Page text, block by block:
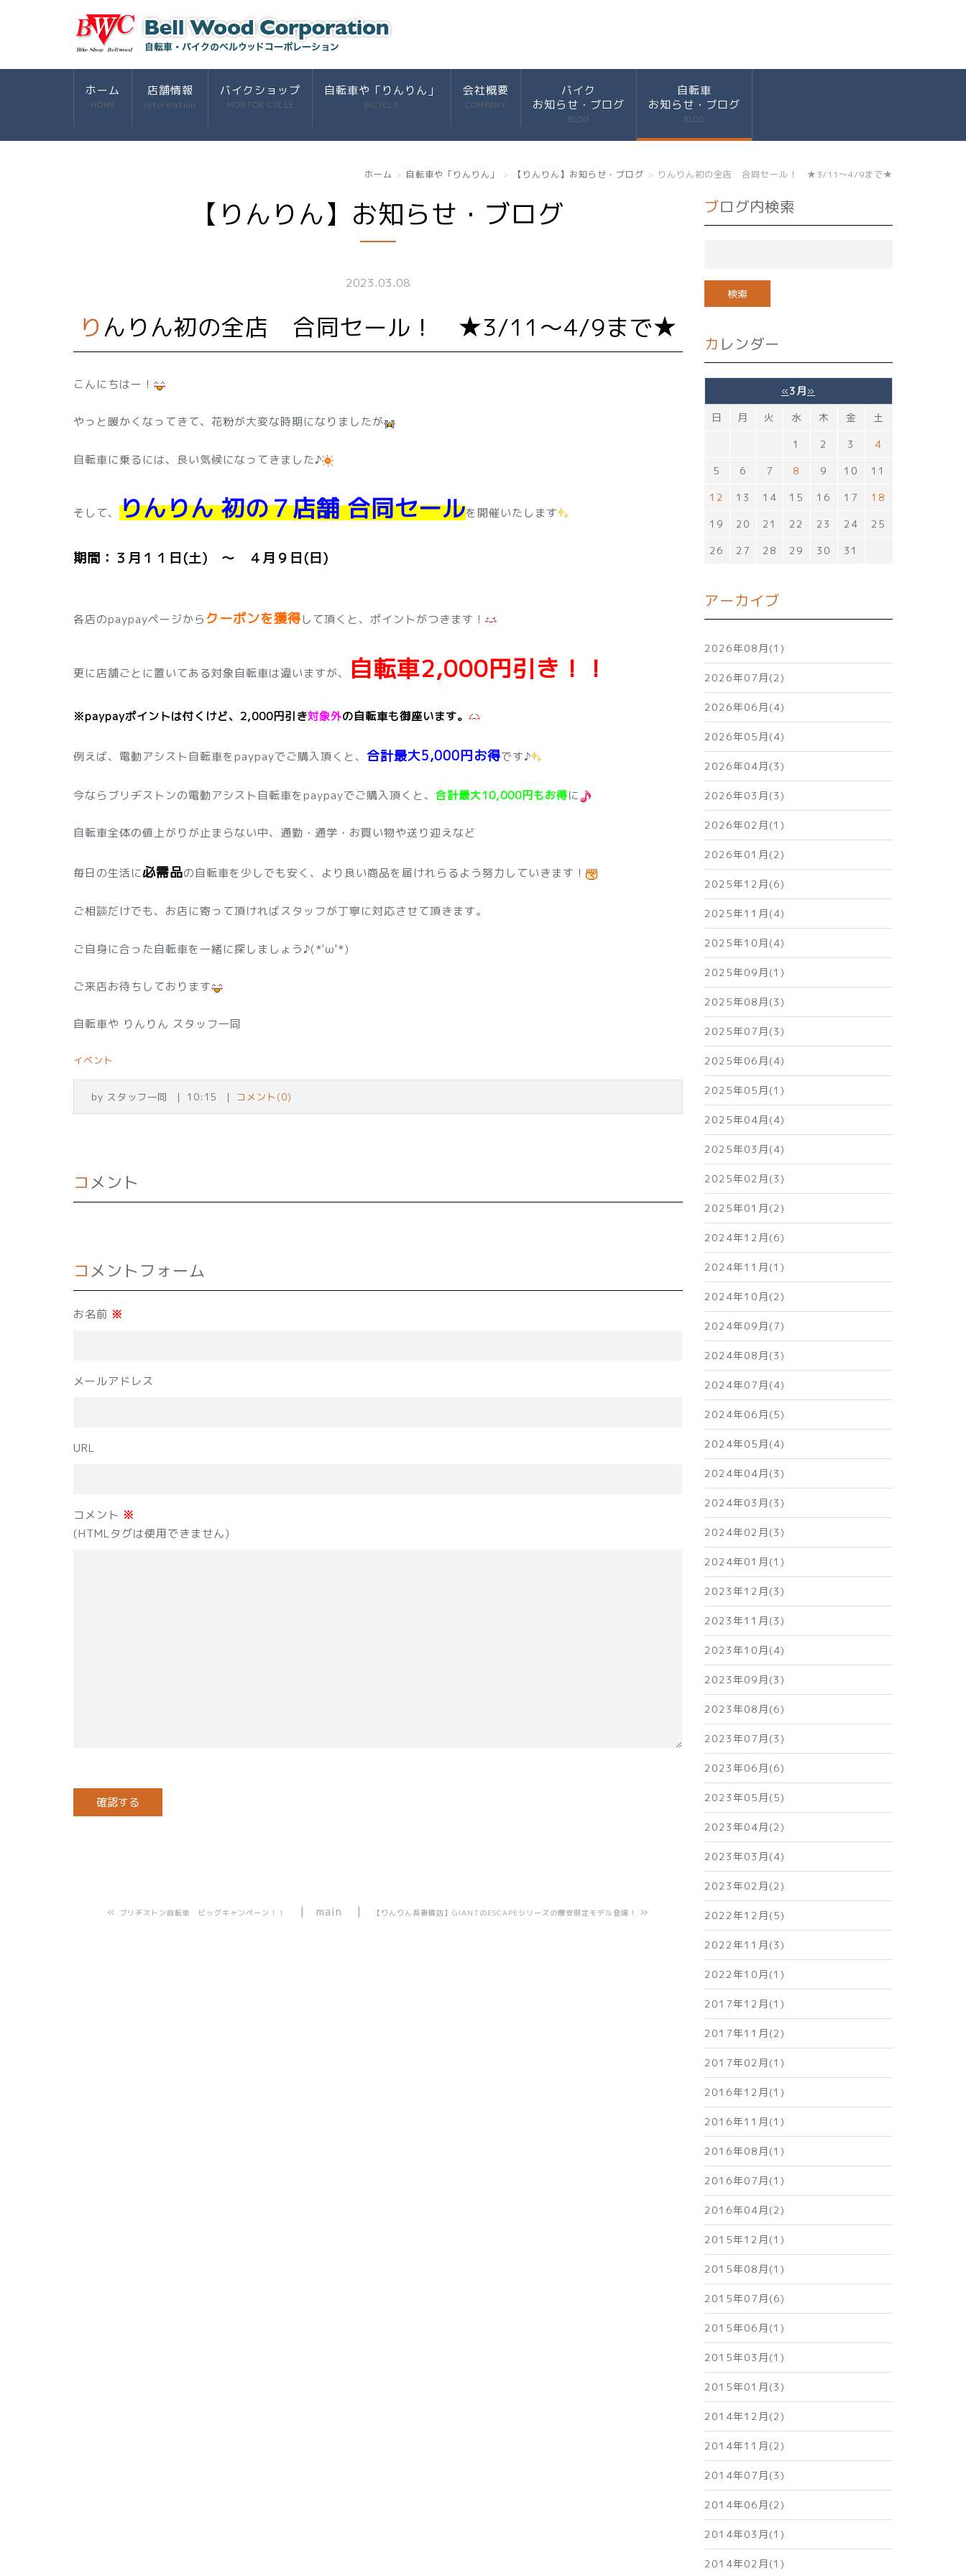
ホーム
HOME
店舗情報
Information
バイクショップ
MORTOR CYCLE
自転車や「りんりん」
BICYCLE
会社概要
COMPANY
バイク
お知らせ・ブログ
BLOG
自転車
お知らせ・ブログ
BLOG
ホーム 自転車や「りんりん」 【りんりん】お知らせ・ブログ りんりん初の全店 合同セール！ ★3/11～4/9まで★
【りんりん】お知らせ・ブログ
2023.03.08
りんりん初の全店 合同セール！ ★3/11～4/9まで★
こんにちはー！
やっと暖かくなってきて、花粉が大変な時期になりましたが
自転車に乗るには、良い気候になってきました♪
そして、 りんりん 初の７店舗 合同セールを開催いたします
期間：３月１１日(土) ～ ４月９日(日)
各店のpaypayページから クーポンを獲得して頂くと、ポイントがつきます！
更に店舗ごとに置いてある対象自転車は違いますが、 自転車2,000円引き！！
※paypayポイントは付くけど、2,000円引き対象外の自転車も御座います。
例えば、電動アシスト自転車をpaypayでご購入頂くと、 合計最大5,000円お得です♪
今ならブリヂストンの電動アシスト自転車をpaypayでご購入頂くと、 合計最大10,000円もお得に
自転車全体の値上がりが止まらない中、通勤・通学・お買い物や送り迎えなど
毎日の生活に必需品の自転車を少しでも安く、より良い商品を届けれらるよう努力していきます！
ご相談だけでも、お店に寄って頂ければスタッフが丁寧に対応させて頂きます。
ご自身に合った自転車を一緒に探しましょう♪(*'ω'*)
ご来店お待ちしております
自転車や りんりん スタッフ一同
イベント
by スタッフ一同 10:15 コメント(0)
コメント
コメントフォーム
お名前 ※
メールアドレス
URL
コメント ※
(HTMLタグは使用できません)
« ブリヂストン自転車 ビッグキャンペーン！！ main 【りんりん吾妻橋店】GIANTのESCAPEシリーズの爆安限定モデル登場！ »
ブログ内検索
カレンダー
«3月»
日
月 火 水 木 金
土
1
2 3
4
5
6 7 8 9 10
11
12
13 14 15 16 17
18
19
20 21 22 23 24
25
26
27 28 29 30 31
アーカイブ
2026年08月(1)
2026年07月(2)
2026年06月(4)
2026年05月(4)
2026年04月(3)
2026年03月(3)
2026年02月(1)
2026年01月(2)
2025年12月(6)
2025年11月(4)
2025年10月(4)
2025年09月(1)
2025年08月(3)
2025年07月(3)
2025年06月(4)
2025年05月(1)
2025年04月(4)
2025年03月(4)
2025年02月(3)
2025年01月(2)
2024年12月(6)
2024年11月(1)
2024年10月(2)
2024年09月(7)
2024年08月(3)
2024年07月(4)
2024年06月(5)
2024年05月(4)
2024年04月(3)
2024年03月(3)
2024年02月(3)
2024年01月(1)
2023年12月(3)
2023年11月(3)
2023年10月(4)
2023年09月(3)
2023年08月(6)
2023年07月(3)
2023年06月(6)
2023年05月(5)
2023年04月(2)
2023年03月(4)
2023年02月(2)
2022年12月(5)
2022年11月(3)
2022年10月(1)
2017年12月(1)
2017年11月(2)
2017年02月(1)
2016年12月(1)
2016年11月(1)
2016年08月(1)
2016年07月(1)
2016年04月(2)
2015年12月(1)
2015年08月(1)
2015年07月(6)
2015年06月(1)
2015年03月(1)
2015年01月(3)
2014年12月(2)
2014年11月(2)
2014年07月(3)
2014年06月(2)
2014年03月(1)
2014年02月(1)